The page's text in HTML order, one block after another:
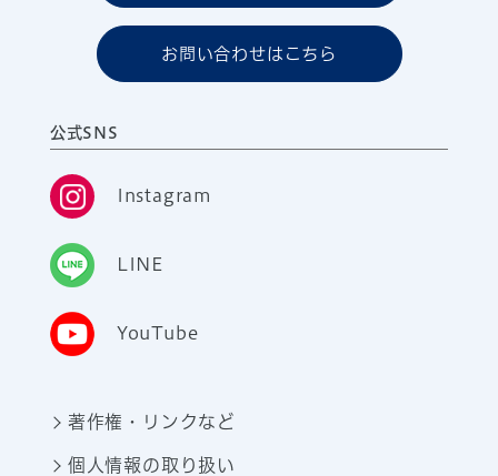
お問い合わせはこちら
公式SNS
Instagram
LINE
YouTube
著作権・リンクなど
個人情報の取り扱い